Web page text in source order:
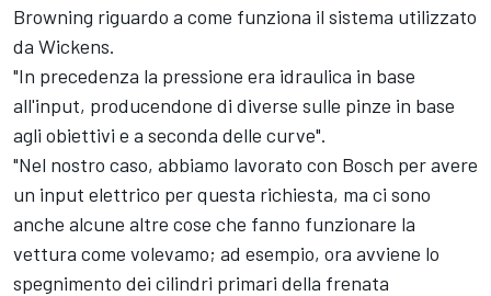
Browning riguardo a come funziona il sistema utilizzato
da Wickens.
"In precedenza la pressione era idraulica in base
all'input, producendone di diverse sulle pinze in base
agli obiettivi e a seconda delle curve".
"Nel nostro caso, abbiamo lavorato con Bosch per avere
un input elettrico per questa richiesta, ma ci sono
anche alcune altre cose che fanno funzionare la
vettura come volevamo; ad esempio, ora avviene lo
spegnimento dei cilindri primari della frenata